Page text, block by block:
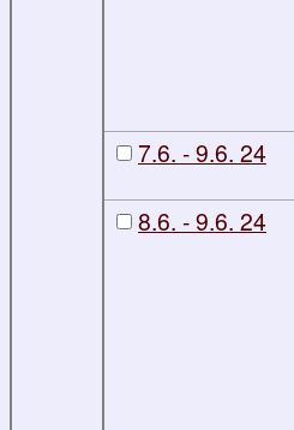
7.6. - 9.6. 24
8.6. - 9.6. 24